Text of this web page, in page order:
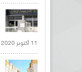
11 أكتوبر 2020 |